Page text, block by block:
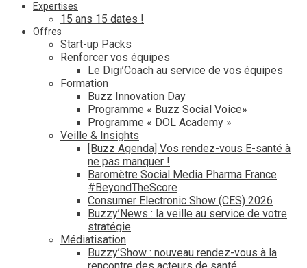
Expertises
15 ans 15 dates !
Offres
Start-up Packs
Renforcer vos équipes
Le Digi’Coach au service de vos équipes
Formation
Buzz Innovation Day
Programme « Buzz Social Voice»
Programme « DOL Academy »
Veille & Insights
[Buzz Agenda] Vos rendez-vous E-santé à
ne pas manquer !
Baromètre Social Media Pharma France
#BeyondTheScore
Consumer Electronic Show (CES) 2026
Buzzy’News : la veille au service de votre
stratégie
Médiatisation
Buzzy’Show : nouveau rendez-vous à la